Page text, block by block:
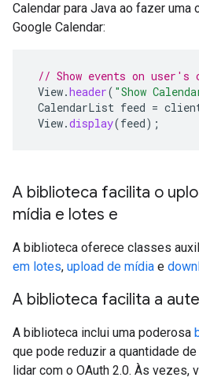
Calendar para Java ao fazer uma
Google Calendar:
// Show events on user's
View.header( "Show
CalendarList feed =
View.display(feed);
A biblioteca facilita o
mídia e lotes e
A biblioteca oferece classes
em lotes, upload de mídia e
A biblioteca facilita a
A biblioteca inclui uma poderosa
que pode reduzir a quantidade
lidar com o OAuth 2.0. Às vezes,